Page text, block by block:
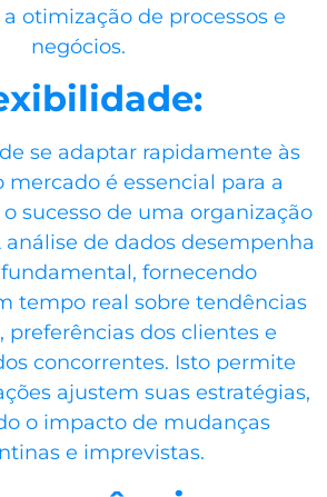
otimização de processos e
negócios.
se adaptar rapidamente às
mercado é essencial para a
sucesso de uma organização
análise de dados desempenha
fornecendo
tempo real sobre tendências
preferências dos clientes e
concorrentes. Isto permite
ajustem suas estratégias,
o impacto de mudanças
e imprevistas.